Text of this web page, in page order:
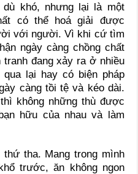
khó, nhưng lại là một
có thể hoá giải được
với người. Vì khi cứ tìm
ngày càng chồng chất
đang xảy ra ở nhiều
lại hay có biện pháp
càng tồi tệ và kéo dài.
không những thù được
hữu của nhau và làm
tha. Mang trong mình
trước, ăn không ngon